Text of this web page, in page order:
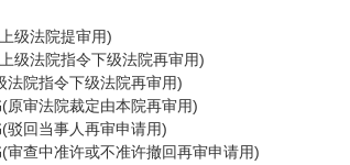
级法院提审用)
级法院指令下级法院再审用)
法院指令下级法院再审用)
原审法院裁定由本院再审用)
驳回当事人再审申请用)
审查中准许或不准许撤回再审申请用)